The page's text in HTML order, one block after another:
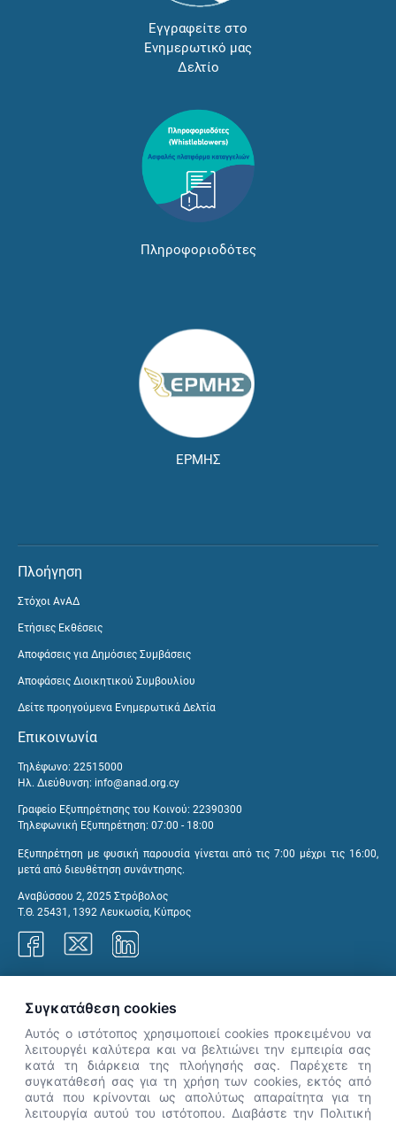
Εγγραφείτε στο
Ενημερωτικό μας
Δελτίο
Πληροφοριοδότες
ΕΡΜΗΣ
Πλοήγηση
Στόχοι ΑνΑΔ
Ετήσιες Εκθέσεις
Αποφάσεις για Δημόσιες Συμβάσεις
Αποφάσεις Διοικητικού Συμβουλίου
Δείτε προηγούμενα Ενημερωτικά Δελτία
Επικοινωνία
Τηλέφωνο: 22515000
Ηλ. Διεύθυνση: info@anad.org.cy
Γραφείο Εξυπηρέτησης του Κοινού: 22390300
Τηλεφωνική Εξυπηρέτηση: 07:00 - 18:00
Εξυπηρέτηση με φυσική παρουσία γίνεται από τις 7:00 μέχρι τις 16:00,
μετά από διευθέτηση συνάντησης.
Αναβύσσου 2, 2025 Στρόβολος
Τ.Θ. 25431, 1392 Λευκωσία, Κύπρος
👋 Καλώς ήρθες! Είμαι η Νόησις.
Πες μου πώς μπορώ να σε βοηθήσω
Συγκατάθεση cookies
Αυτός ο ιστότοπος χρησιμοποιεί cookies προκειμένου να
λειτουργέι καλύτερα και να βελτιώνει την εμπειρία σας
κατά τη διάρκεια της πλοήγησής σας. Παρέχετε τη
συγκατάθεσή σας για τη χρήση των cookies, εκτός από
αυτά που κρίνονται ως απολύτως απαραίτητα για τη
λειτουργία αυτού του ιστότοπου. Διαβάστε την Πολιτική